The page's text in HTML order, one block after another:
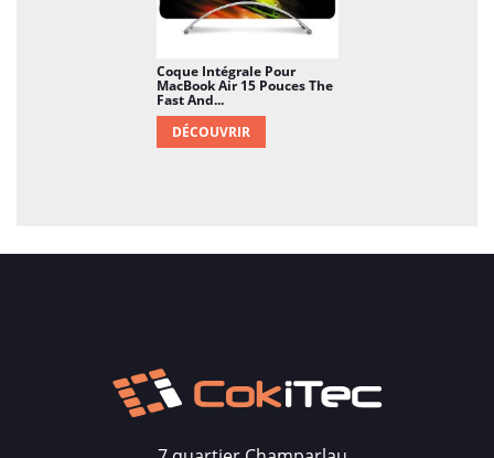
Coque Intégrale Pour
MacBook Air 15 Pouces The
Fast And...
DÉCOUVRIR